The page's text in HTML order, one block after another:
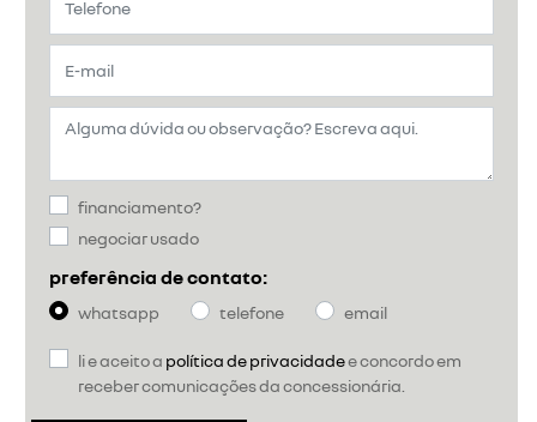
financiamento?
negociar usado
preferência de contato:
whatsapp telefone email
li e aceito a política de privacidadee concordo em
receber comunicações da concessionária.